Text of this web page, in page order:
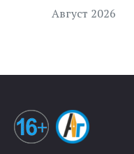
Август 2026